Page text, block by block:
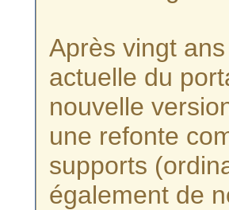
Après vingt
actuelle du
nouvelle
une refonte
supports
également de